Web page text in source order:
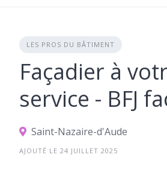
LES PROS DU BÂTIMENT
Façadier à
service - BFJ
Saint-Nazaire-d'Aude
AJOUTÉ LE 24 JUILLET 2025